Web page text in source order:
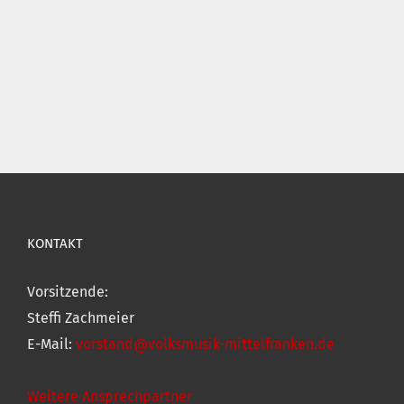
KONTAKT
Vorsitzende:
Steffi Zachmeier
E-Mail: vorstand@volksmusik-mittelfranken.de
Weitere Ansprechpartner